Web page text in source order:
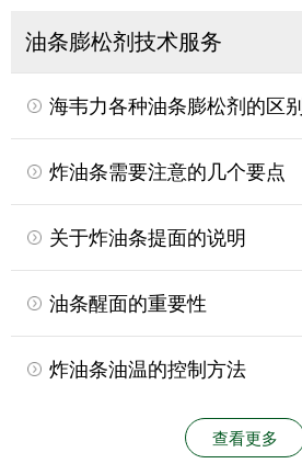
油条膨松剂技术服务
海韦力各种油条膨松剂的区别
炸油条需要注意的几个要点
关于炸油条提面的说明
油条醒面的重要性
炸油条油温的控制方法
查看更多